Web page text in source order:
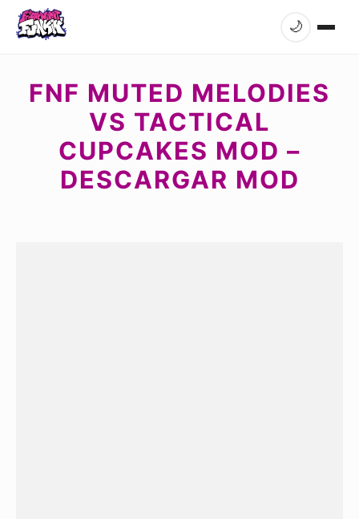
🌙
FNF MUTED MELODIES
VS TACTICAL
CUPCAKES MOD –
DESCARGAR MOD